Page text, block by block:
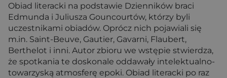
Obiad literacki na podstawie Dzienników braci
Edmunda i Juliusza Gouncourtów, którzy byli
uczestnikami obiadów. Oprócz nich pojawiali się
m.in. Saint-Beuve, Gautier, Gavarni, Flaubert,
Berthelot i inni. Autor zbioru we wstępie stwierdza,
że spotkania te doskonale oddawały intelektualno-
towarzyską atmosferę epoki. Obiad literacki po raz